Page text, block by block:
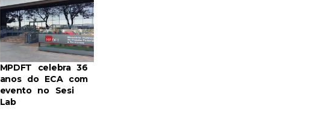
MPDFT celebra 36
anos do ECA com
evento no Sesi
Lab